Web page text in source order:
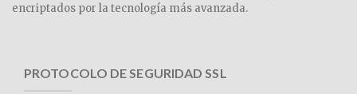
encriptados por la tecnología más avanzada.
PROTOCOLO DE SEGURIDAD SSL